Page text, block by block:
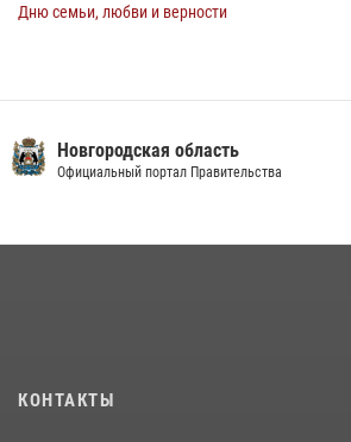
Дню семьи, любви и верности
04 августа 2026, 09:13 5
Новгородская область
Официальный портал Правительства
КОНТАКТЫ